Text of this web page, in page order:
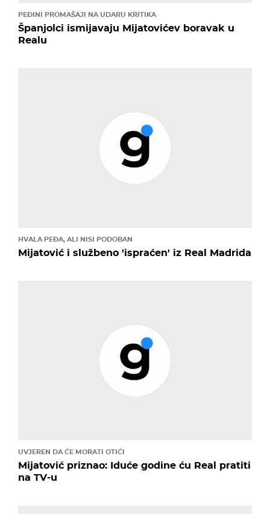
PEĐINI PROMAŠAJI NA UDARU KRITIKA
Španjolci ismijavaju Mijatovićev boravak u
Realu
HVALA PEĐA, ALI NISI PODOBAN
Mijatović i službeno 'ispraćen' iz Real Madrida
UVJEREN DA ĆE MORATI OTIĆI
Mijatović priznao: Iduće godine ću Real pratiti
na TV-u